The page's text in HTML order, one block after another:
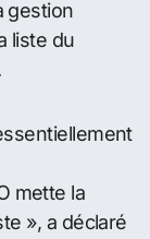
gestion
liste du
mette la
», a déclaré